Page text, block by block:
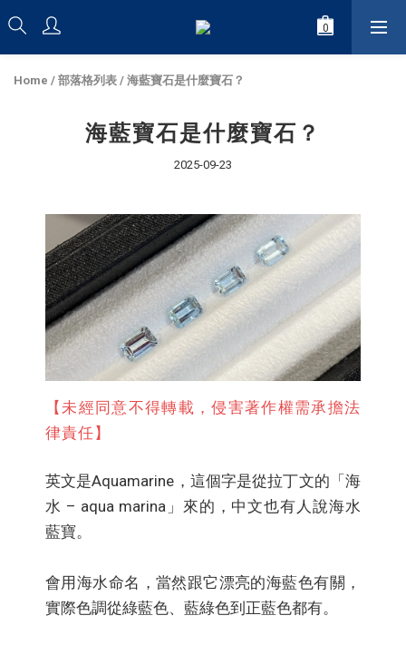
Home / 部落格列表 / 海藍寶石是什麼寶石？
海藍寶石是什麼寶石？
2025-09-23
【未經同意不得轉載，侵害著作權需承擔法
律責任】
英文是Aquamarine，這個字是從拉丁文的「海
水 – aqua marina」來的，中文也有人說海水
藍寶。
會用海水命名，當然跟它漂亮的海藍色有關，
實際色調從綠藍色、藍綠色到正藍色都有。